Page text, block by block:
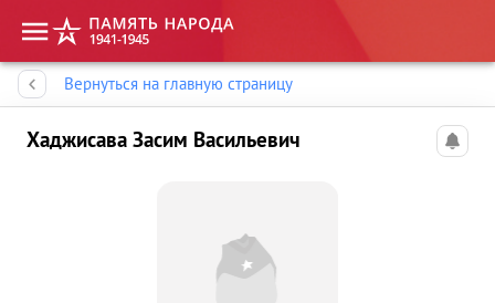
Вернуться на главную страницу
Хаджисава Засим Васильевич
Память народа